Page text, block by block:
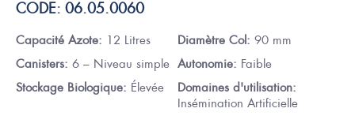
CODE: 06.05.0060
Capacité Azote: 12 Litres Diamètre Col: 90 mm
Canisters: 6 – Niveau simple Autonomie: Faible
Stockage Biologique: Élevée
Domaines d'utilisation:
Insémination Artificielle